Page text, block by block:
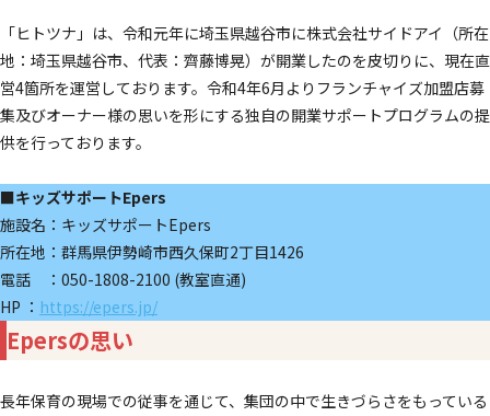
「ヒトツナ」は、令和元年に埼玉県越谷市に株式会社サイドアイ（所在
地：埼玉県越谷市、代表：齊藤博晃）が開業したのを皮切りに、現在直
営4箇所を運営しております。令和4年6月よりフランチャイズ加盟店募
集及びオーナー様の思いを形にする独自の開業サポートプログラムの提
供を行っております。
■キッズサポートEpers
施設名：キッズサポートEpers
所在地：群馬県伊勢崎市西久保町2丁目1426
電話 ：050-1808-2100 (教室直通)
HP ： https://epers.jp/
Epersの思い
長年保育の現場での従事を通じて、集団の中で生きづらさをもっている